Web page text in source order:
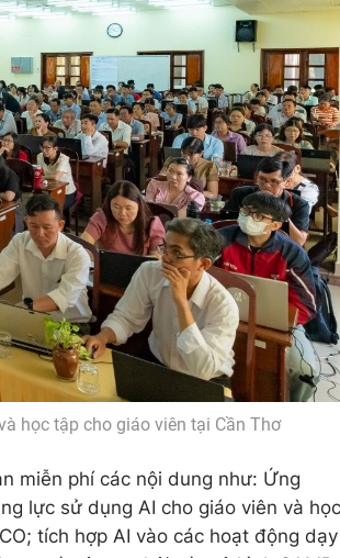
học tập cho giáo viên tại Cần Thơ
miễn phí các nội dung như: Ứng
lực sử dụng AI cho giáo viên và học
tích hợp AI vào các hoạt động dạy